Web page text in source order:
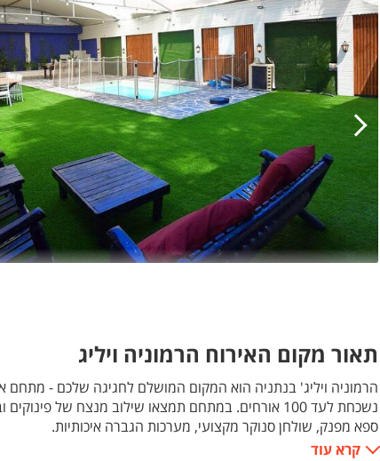
תאור מקום האירוח הרמוניה ויליג
הרמוניה ויליג' בנתניה הוא המקום המושלם לחגיגה שלכם - מתחם
נשכחת לעד 100 אורחים. במתחם תמצאו שילוב מנצח של
ספא מפנק, שולחן סנוקר מקצועי, מערכות הגברה איכותיות.
המיקום המיוחד מאפשר לכם לחגוג ללא הגבלת רעש עד השעות
קרא עוד